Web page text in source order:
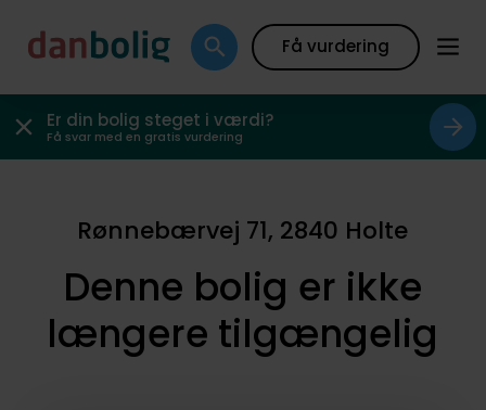
Få vurdering
Er din bolig steget i værdi?
Få svar med en gratis vurdering
Rønnebærvej 71, 2840 Holte
Denne bolig er ikke
længere tilgængelig